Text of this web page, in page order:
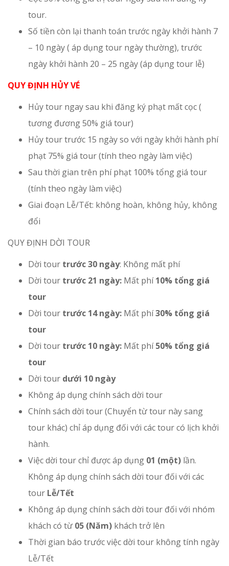
tour.
Số tiền còn lại thanh toán trước ngày khởi hành 7
– 10 ngày ( áp dụng tour ngày thường), trước
ngày khởi hành 20 – 25 ngày (áp dụng tour lễ)
QUY ĐỊNH HỦY VÉ
Hủy tour ngay sau khi đăng ký phạt mất cọc (
tương đương 50% giá tour)
Hủy tour trước 15 ngày so với ngày khởi hành phí
phạt 75% giá tour (tính theo ngày làm việc)
Sau thời gian trên phí phạt 100% tổng giá tour
(tính theo ngày làm việc)
Giai đoạn Lễ/Tết: không hoàn, không hủy, không
đổi
QUY ĐỊNH DỜI TOUR
Dời tour trước 30 ngày: Không mất phí
Dời tour trước 21 ngày: Mất phí10% tổng giá
tour
Dời tour trước 14 ngày: Mất phí30% tổng giá
tour
Dời tour trước 10 ngày: Mất phí50% tổng giá
tour
Dời tour dưới 10 ngày
Không áp dụng chính sách dời tour
Chính sách dời tour (Chuyển từ tour này sang
tour khác) chỉ áp dụng đối với các tour có lịch khởi
hành.
Việc dời tour chỉ được áp dụng 01 (một) lần.
Không áp dụng chính sách dời tour đối với các
tour Lễ/Tết
Không áp dụng chính sách dời tour đối với nhóm
khách có từ 05 (Năm) khách trở lên
Thời gian báo trước việc dời tour không tính ngày
Lễ/Tết